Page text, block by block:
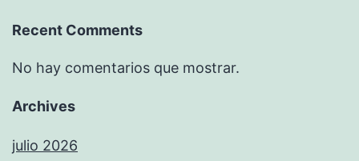
Recent Comments
No hay comentarios que mostrar.
Archives
julio 2026